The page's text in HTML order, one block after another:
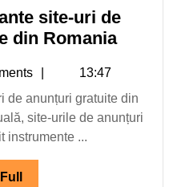
site-uri de
din RomaniaCele
site-
uri
13:47
de anunțuri gratuite din
site-urile de anunțuri
instrumente ...
Read